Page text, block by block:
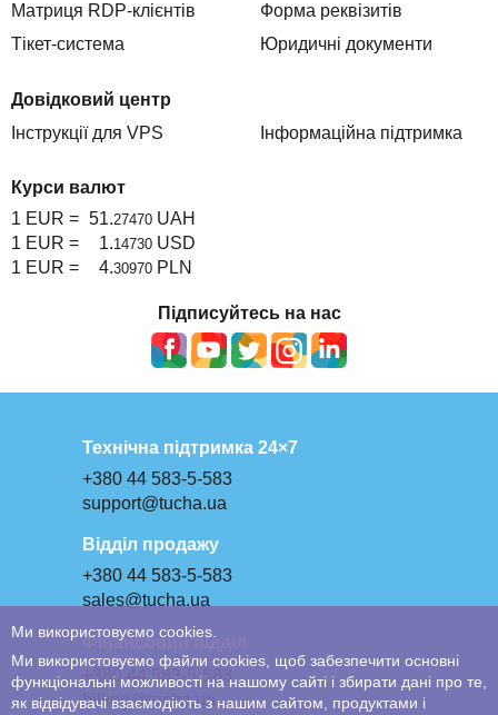
Матриця RDP-клієнтів
Тікет-система
Форма реквізитів
Юридичні документи
Довідковий центр
Інструкції для VPS
Інформаційна підтримка
Курси валют
1 EUR = 51.27470 UAH
1 EUR =
1.14730 USD
1 EUR =
4.30970 PLN
Підписуйтесь на нас
Технічна підтримка 24×7
+380 44 583-5-583
support@tucha.ua
Відділ продажу
+380 44 583-5-583
sales@tucha.ua
Фінансовий відділ
+380 44 583-5-583
billing@tucha.ua
Ми використовуємо cookies.
Ми використовуємо файли cookies, щоб забезпечити основні
функціональні можливості на нашому сайті і збирати дані про те,
як відвідувачі взаємодіють з нашим сайтом, продуктами і